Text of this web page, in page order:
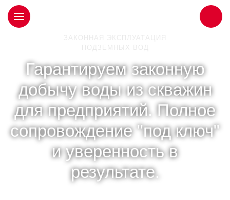
Гарантируем законную
добычу воды из скважин
для предприятий. Полное
сопровождение "под ключ"
и уверенность в
результате.